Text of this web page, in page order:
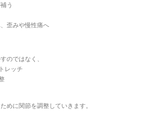
う
歪みや慢性痛へ
のではなく、
レッチ
めに関節を調整していきます。